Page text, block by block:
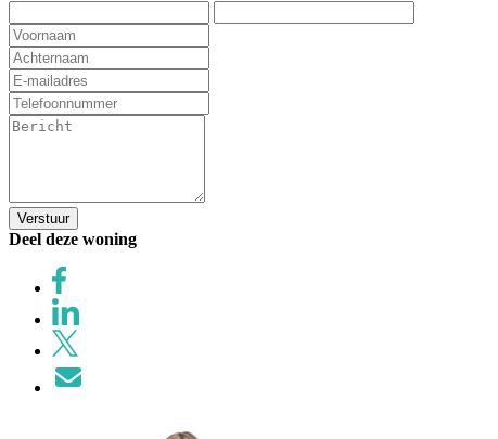
Verstuur
Deel deze woning